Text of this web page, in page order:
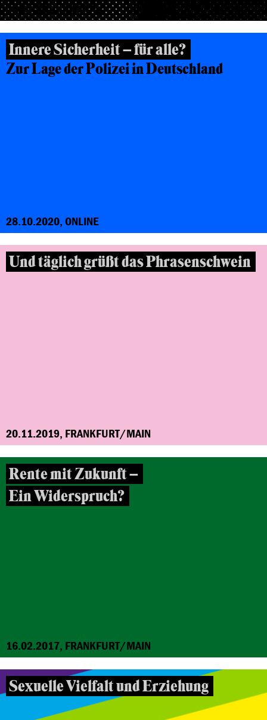
23.03.2021, DIGITAL
Innere Sicherheit – für alle?
Zur Lage der Polizei in Deutschland
28.10.2020, ONLINE
Und täglich grüßt das Phrasenschwein
20.11.2019, FRANKFURT/MAIN
Rente mit Zukunft –
Ein Widerspruch?
16.02.2017, FRANKFURT/MAIN
Sexuelle Vielfalt und Erziehung